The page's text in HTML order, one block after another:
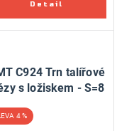
C924 Trn talířové
s ložiskem - S=8
4 %